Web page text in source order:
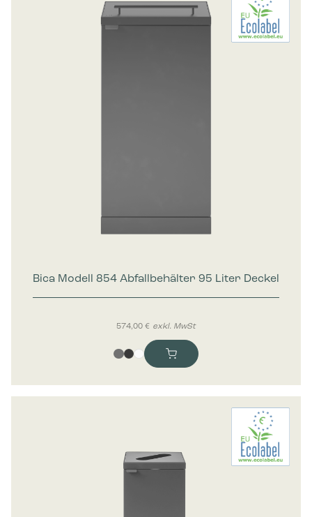
Bica Modell 854 Abfallbehälter 95 Liter Deckel
574,00€ exkl. MwSt